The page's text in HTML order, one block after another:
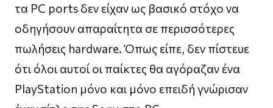
τα PC ports δεν είχαν ως βασικό στόχο να
οδηγήσουν απαραίτητα σε περισσότερες
πωλήσεις hardware. Όπως είπε, δεν πίστευε
ότι όλοι αυτοί οι παίκτες θα αγόραζαν ένα
PlayStation μόνο και μόνο επειδή γνώρισαν